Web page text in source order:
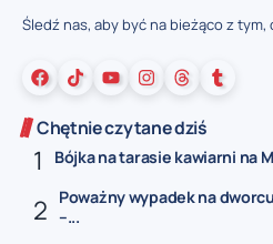
Śledź nas, aby być na bieżąco z tym,
Chętnie czytane dziś
Bójka na tarasie kawiarni na
Poważny wypadek na
–...